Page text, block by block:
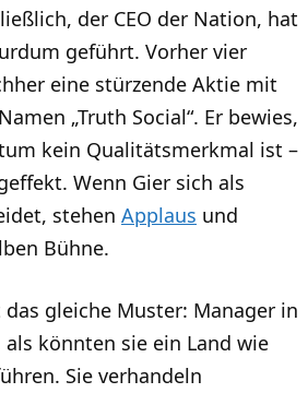
der CEO der Nation, hat
geführt. Vorher vier
eine stürzende Aktie mit
„Truth Social“. Er bewies,
kein Qualitätsmerkmal ist –
Wenn Gier sich als
stehen Applaus und
Bühne.
gleiche Muster: Manager in
könnten sie ein Land wie
Sie verhandeln